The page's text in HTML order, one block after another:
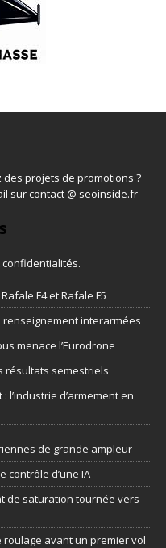
projets de promotions ?
sur contact @ seoinside.fr
confidentialités.
F4 et Rafale F5
interarmées
menace l’Eurodrone
résultats semestriels
l’industrie d’armement en
de grande ampleur
contrôle d’une IA
de saturation tournée vers
roulage avant un premier vol